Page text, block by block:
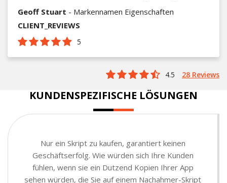
Geoff Stuart - Markennamen Eigenschaften
CLIENT_REVIEWS
5
4.5 28 Reviews
KUNDENSPEZIFISCHE LÖSUNGEN
Nur ein Skript zu kaufen, garantiert keinen
Geschäftserfolg. Wie würden sich Ihre Kunden
fühlen, wenn sie ein Dutzend Kopien Ihrer App
sehen würden, die Sie auf einem Nachahmer-Skript